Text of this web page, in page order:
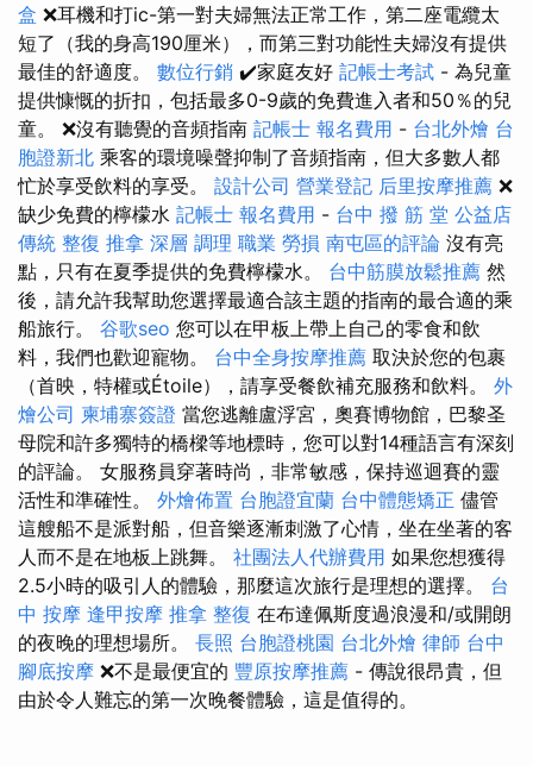
盒 ❌耳機和打ic-第一對夫婦無法正常工作，第二座電纜太
短了（我的身高190厘米），而第三對功能性夫婦沒有提供
最佳的舒適度。 數位行銷 ✔️家庭友好 記帳士考試 - 為兒童
提供慷慨的折扣，包括最多0-9歲的免費進入者和50％的兒
童。 ❌沒有聽覺的音頻指南 記帳士 報名費用 - 台北外燴 台
胞證新北 乘客的環境噪聲抑制了音頻指南，但大多數人都
忙於享受飲料的享受。 設計公司 營業登記 后里按摩推薦 ❌
缺少免費的檸檬水 記帳士 報名費用 - 台中 撥 筋 堂 公益店
傳統 整復 推拿 深層 調理 職業 勞損 南屯區的評論 沒有亮
點，只有在夏季提供的免費檸檬水。 台中筋膜放鬆推薦 然
後，請允許我幫助您選擇最適合該主題的指南的最合適的乘
船旅行。 谷歌seo 您可以在甲板上帶上自己的零食和飲
料，我們也歡迎寵物。 台中全身按摩推薦 取決於您的包裹
（首映，特權或Étoile），請享受餐飲補充服務和飲料。 外
燴公司 柬埔寨簽證 當您逃離盧浮宮，奧賽博物館，巴黎圣
母院和許多獨特的橋樑等地標時，您可以對14種語言有深刻
的評論。 女服務員穿著時尚，非常敏感，保持巡迴賽的靈
活性和準確性。 外燴佈置 台胞證宜蘭 台中體態矯正 儘管
這艘船不是派對船，但音樂逐漸刺激了心情，坐在坐著的客
人而不是在地板上跳舞。 社團法人代辦費用 如果您想獲得
2.5小時的吸引人的體驗，那麼這次旅行是理想的選擇。 台
中 按摩 逢甲按摩 推拿 整復 在布達佩斯度過浪漫和/或開朗
的夜晚的理想場所。 長照 台胞證桃園 台北外燴 律師 台中
腳底按摩 ❌不是最便宜的 豐原按摩推薦 - 傳說很昂貴，但
由於令人難忘的第一次晚餐體驗，這是值得的。